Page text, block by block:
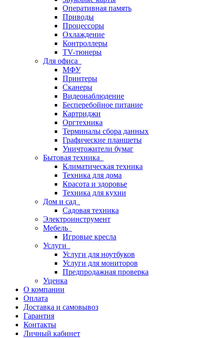
Оперативная память
Приводы
Процессоры
Охлаждение
Контроллеры
TV-тюнеры
Для офиса
МФУ
Принтеры
Сканеры
Видеонаблюдение
Бесперебойное питание
Картриджи
Оргтехника
Терминалы сбора данных
Графические планшеты
Уничтожители бумаг
Бытовая техника
Климатическая техника
Техника для дома
Красота и здоровье
Техника для кухни
Дом и сад
Садовая техника
Электроинструмент
Мебель
Игровые кресла
Услуги
Услуги для ноутбуков
Услуги для мониторов
Предпродажная проверка
Уценка
О компании
Оплата
Доставка и самовывоз
Гарантия
Контакты
Личный кабинет